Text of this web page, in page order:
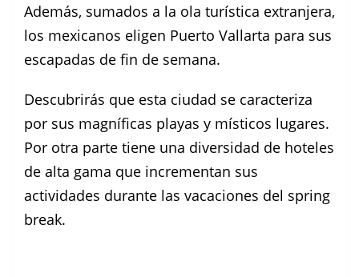
Además, sumados a la ola turística extranjera,
los mexicanos eligen Puerto Vallarta para sus
escapadas de fin de semana.
Descubrirás que esta ciudad se caracteriza
por sus magníficas playas y místicos lugares.
Por otra parte tiene una diversidad de hoteles
de alta gama que incrementan sus
actividades durante las vacaciones del spring
break.